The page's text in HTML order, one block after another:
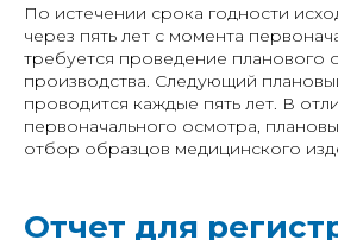
По истечении срока годности
через пять лет с момента
требуется проведение планового
производства. Следующий
проводится каждые пять лет. В
первоначального осмотра,
отбор образцов медицинского
Отчет для